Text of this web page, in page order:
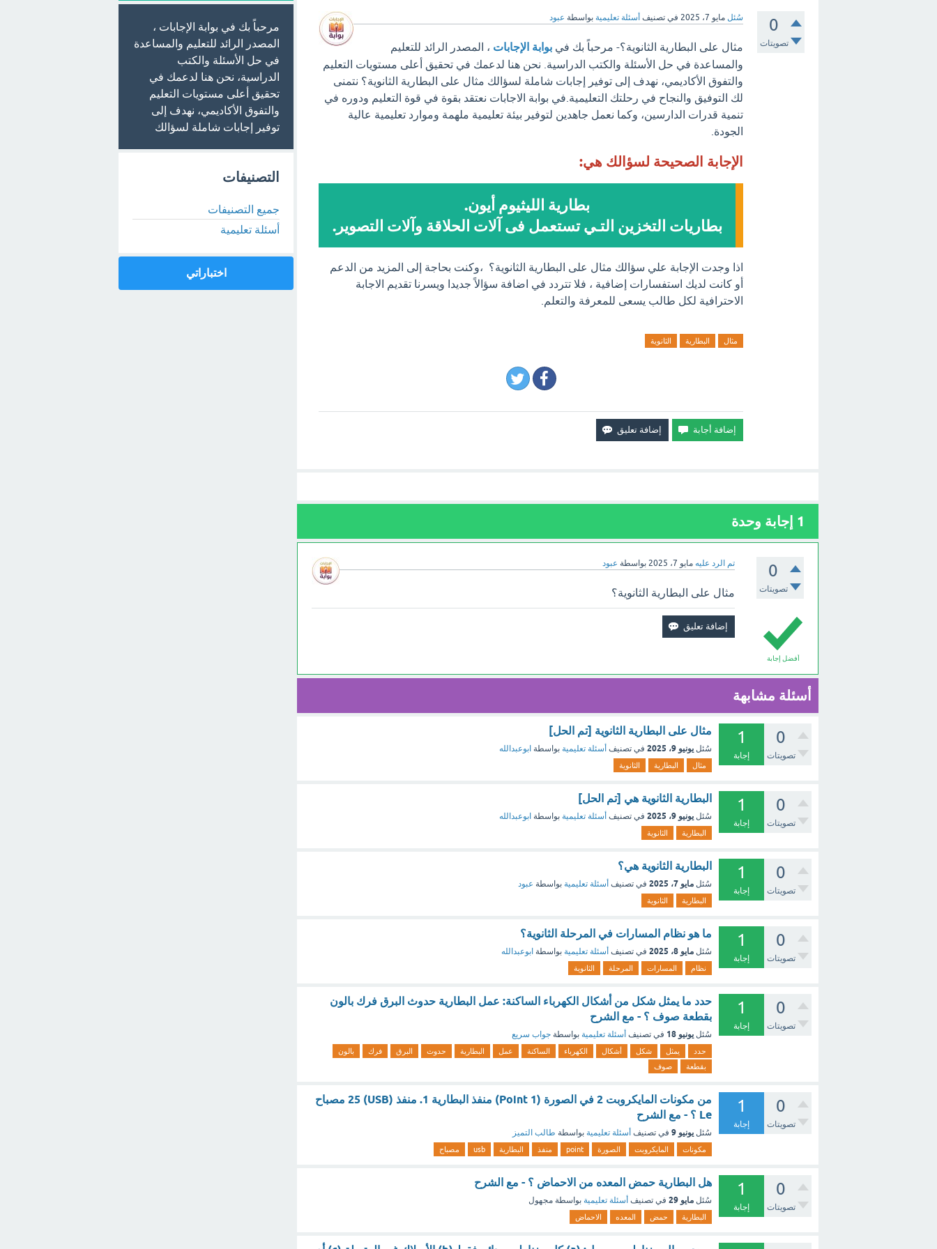
0
تصويتات
سُئل مايو 7، 2025 في تصنيف أسئلة تعليمية بواسطة عبود
مثال على البطارية الثانوية؟- مرحباً بك في بوابة الإجابات ، المصدر الرائد للتعليم
والمساعدة في حل الأسئلة والكتب الدراسية. نحن هنا لدعمك في تحقيق أعلى مستويات التعليم
والتفوق الأكاديمي، نهدف إلى توفير إجابات شاملة لسؤالك مثال على البطارية الثانوية؟ نتمنى
لك التوفيق والنجاح في رحلتك التعليمية.في بوابة الاجابات نعتقد بقوة في قوة التعليم ودوره في
تنمية قدرات الدارسين، وكما نعمل جاهدين لتوفير بيئة تعليمية ملهمة وموارد تعليمية عالية
الجودة.
الإجابة الصحيحة لسؤالك هي:
بطارية الليثيوم أيون.
بطاريات التخزين التـي تستعمل فى آلات الحلاقة وآلات التصوير.
اذا وجدت الإجابة علي سؤالك مثال على البطارية الثانوية؟ ،وكنت بحاجة إلى المزيد من الدعم
أو كانت لديك استفسارات إضافية ، فلا تتردد في اضافة سؤالاً جديدا ويسرنا تقديم الاجابة
الاحترافية لكل طالب يسعى للمعرفة والتعلم.
مثال البطارية الثانوية
1 إجابة وحدة
0
تصويتات
تم الرد عليه مايو 7، 2025 بواسطة عبود
أفضل إجابة
مثال على البطارية الثانوية؟
أسئلة مشابهة
0
تصويتات
1
إجابة
مثال على البطارية الثانوية [تم الحل]
سُئل يونيو 9، 2025 في تصنيف أسئلة تعليمية بواسطة ابوعبدالله
مثال البطارية الثانوية
0
تصويتات
1
إجابة
البطارية الثانوية هي [تم الحل]
سُئل يونيو 9، 2025 في تصنيف أسئلة تعليمية بواسطة ابوعبدالله
البطارية الثانوية
0
تصويتات
1
إجابة
البطارية الثانوية هي؟
سُئل مايو 7، 2025 في تصنيف أسئلة تعليمية بواسطة عبود
البطارية الثانوية
0
تصويتات
1
إجابة
ما هو نظام المسارات في المرحلة الثانوية؟
سُئل مايو 8، 2025 في تصنيف أسئلة تعليمية بواسطة ابوعبدالله
نظام المسارات المرحلة الثانوية
0
تصويتات
1
إجابة
حدد ما يمثل شكل من أشكال الكهرباء الساكنة: عمل البطارية حدوث البرق فرك بالون
بقطعة صوف ؟ - مع الشرح
سُئل يونيو 18 في تصنيف أسئلة تعليمية بواسطة جواب سريع
حدد يمثل شكل أشكال الكهرباء الساكنة عمل البطارية حدوث البرق فرك
بالون
بقطعة
صوف
0
تصويتات
1
إجابة
من مكونات المايكروبت 2 في الصورة (1 Point) منفذ البطارية 1. منفذ (USB) 25 مصباح
Le ؟ - مع الشرح
سُئل يونيو 9 في تصنيف أسئلة تعليمية بواسطة طالب التميز
مكونات المايكروبت الصورة point منفذ البطارية usb مصباح
0
تصويتات
1
إجابة
هل البطارية حمض المعده من الاحماض ؟ - مع الشرح
سُئل مايو 29 في تصنيف أسئلة تعليمية بواسطة مجهول
البطارية حمض المعده الاحماض
مرحباً بك في بوابة الإجابات ،
المصدر الرائد للتعليم والمساعدة
في حل الأسئلة والكتب
الدراسية، نحن هنا لدعمك في
تحقيق أعلى مستويات التعليم
والتفوق الأكاديمي، نهدف إلى
توفير إجابات شاملة لسؤالك
التصنيفات
جميع التصنيفات
أسئلة تعليمية
اختباراتي